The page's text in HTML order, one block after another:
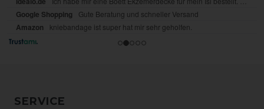
SERVICE